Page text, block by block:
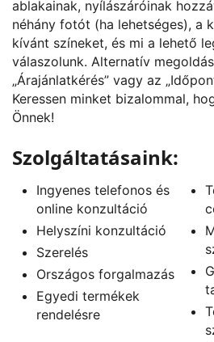
ablakainak, nyílászáróinak
néhány fotót (ha lehetséges), a
kívánt színeket, és mi a lehető
válaszolunk. Alternatív
„Árajánlatkérés” vagy az „
Keressen minket bizalommal,
Önnek!
Szolgáltatásaink:
Ingyenes telefonos és
online konzultáció
Helyszíni konzultáció
Szerelés
Országos forgalmazás
Egyedi termékek
rendelésre